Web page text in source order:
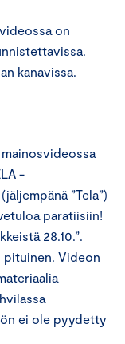
on
kanavissa.
-
”Tela”)
paratiisiin!
28.10.”.
pituinen. Videon
ei ole pyydetty